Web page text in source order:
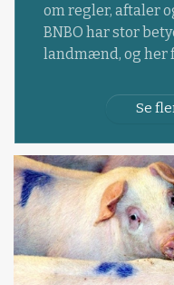
om regler, aftaler
BNBO har stor
landmænd, og her
Se